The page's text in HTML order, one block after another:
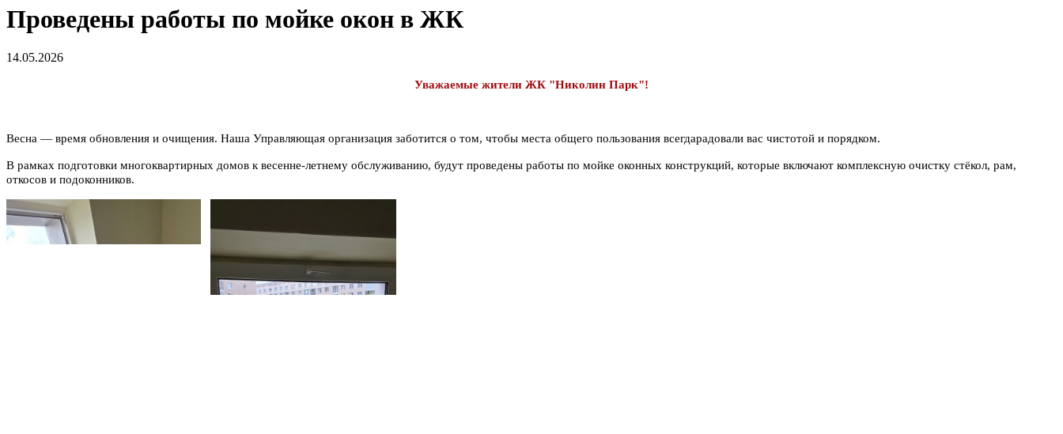
Проведены работы по мойке окон в ЖК
14.05.2026
Уважаемые жители ЖК "Николин Парк"!
Весна — время обновления и очищения. Наша Управляющая организация заботится о том, чтобы места общего пользования всегдарадовали вас чистотой и порядком.
В рамках подготовки многоквартирных домов к весенне-летнему обслуживанию, будут проведены работы по мойке оконных конструкций, которые включают комплексную очистку стёкол, рам,
откосов и подоконников.